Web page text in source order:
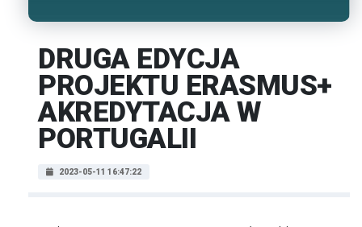
DRUGA EDYCJA
PROJEKTU ERASMUS+
AKREDYTACJA W
PORTUGALII
2023-05-11 16:47:22